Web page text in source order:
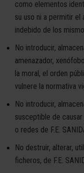
como elementos
su uso ni a permitir
indebido de los
No introducir,
amenazador,
la moral, el orden
vulnere la normativa
No introducir,
susceptible de
o redes de F.E.
No destruir, alterar,
ficheros, de F.E.